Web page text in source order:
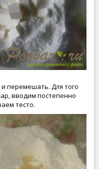
перемешать. Для того
вводим постепенно
тесто.